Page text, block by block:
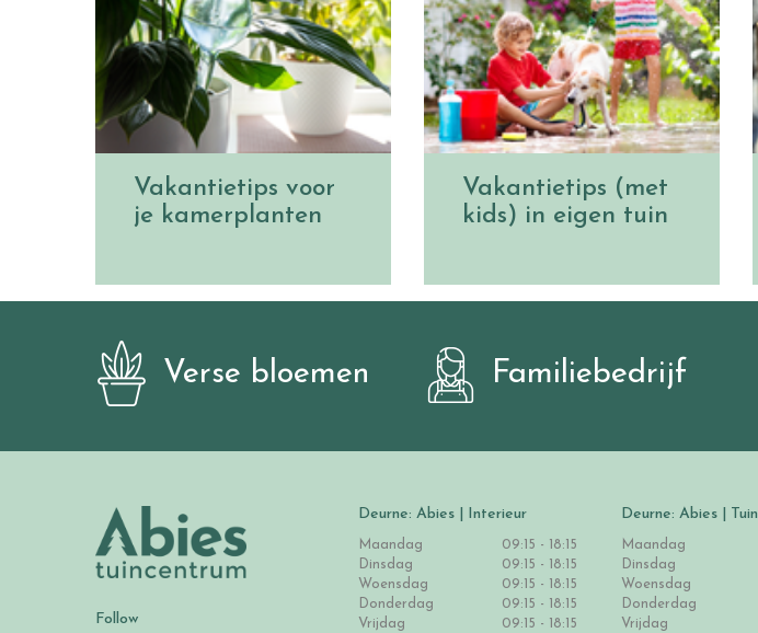
Vakantietips voor
je kamerplanten
Vakantietips (met
kids) in eigen tuin
Verse bloemen Familiebedrijf
Follow
Deurne: Abies | Interieur
Maandag
09:15 - 18:15
Dinsdag
09:15 - 18:15
Woensdag
09:15 - 18:15
Donderdag
09:15 - 18:15
Vrijdag
09:15 - 18:15
Deurne: Abies | Tuin
Maandag
Dinsdag
Woensdag
Donderdag
Vrijdag